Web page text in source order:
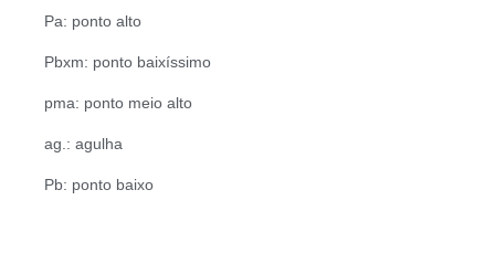
Pa: ponto alto
Pbxm: ponto baixíssimo
pma: ponto meio alto
ag.: agulha
Pb: ponto baixo